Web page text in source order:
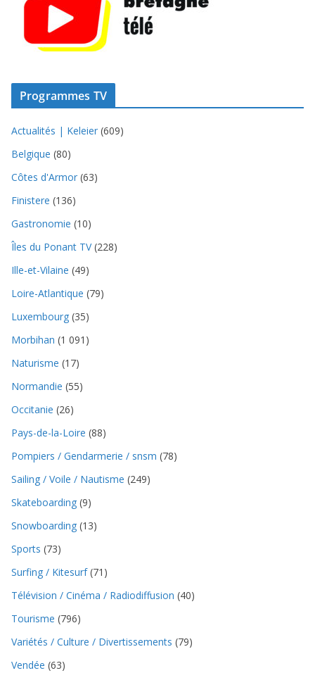
Programmes TV
Actualités | Keleier (609)
Belgique (80)
Côtes d'Armor (63)
Finistere (136)
Gastronomie (10)
Îles du Ponant TV(228)
Ille-et-Vilaine (49)
Loire-Atlantique (79)
Luxembourg (35)
Morbihan (1 091)
Naturisme (17)
Normandie (55)
Occitanie (26)
Pays-de-la-Loire (88)
Pompiers / Gendarmerie / snsm (78)
Sailing / Voile / Nautisme (249)
Skateboarding (9)
Snowboarding (13)
Sports (73)
Surfing / Kitesurf(71)
Télévision / Cinéma / Radiodiffusion (40)
Tourisme (796)
Variétés / Culture / Divertissements (79)
Vendée (63)